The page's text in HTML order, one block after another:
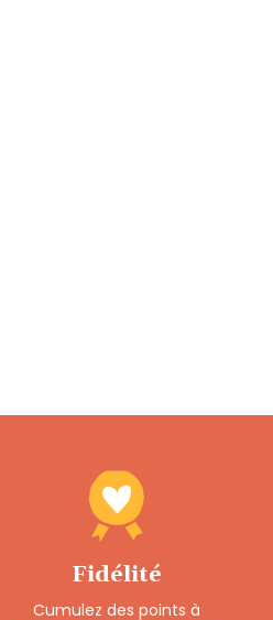
Fidélité
Cumulez des points à